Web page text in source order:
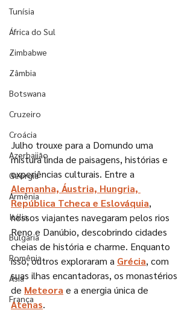
Tunísia
África do Sul
Zimbabwe
Zâmbia
Botswana
Cruzeiro
Croácia
Azerbaijão
Geórgia
Armênia
Itália
Bulgária
Romênia
Ásia
França
Julho trouxe para a Domundo uma
mistura linda de paisagens, histórias e
experiências culturais. Entre a
Alemanha, Áustria, Hungria,
República Tcheca e Eslováquia,
nossos viajantes navegaram pelos rios
Reno e Danúbio, descobrindo cidades
cheias de história e charme. Enquanto
isso, outros exploraram a Grécia, com
suas ilhas encantadoras, os monastérios
de Meteora e a energia única de
Atenas.